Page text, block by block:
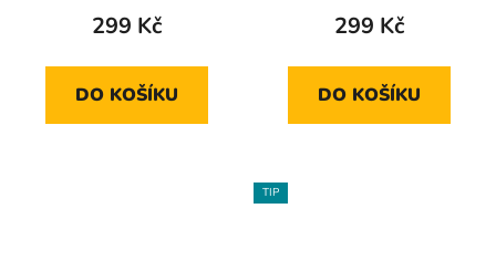
produktu
5,0
z
299 Kč
DO KOŠÍKU
produktu
5,0
z
299 Kč
DO KOŠÍKU
TIP